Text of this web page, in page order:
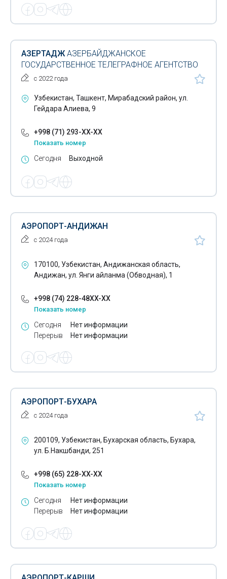
АЗЕРТАДЖАЗЕРБАЙДЖАНСКОЕ
ГОСУДАРСТВЕННОЕ ТЕЛЕГРАФНОЕ АГЕНТСТВО
с 2022 года
Узбекистан, Ташкент, Мирабадский район, ул.
Гейдара Алиева, 9
+998 (71) 293-XX-XX
Показать номер
Сегодня Выходной
АЭРОПОРТ-АНДИЖАН
с 2024 года
170100, Узбекистан, Андижанская область,
Андижан, ул. Янги айланма (Обводная), 1
+998 (74) 228-48XX-XX
Показать номер
Сегодня
Перерыв
Нет информации
Нет информации
АЭРОПОРТ-БУХАРА
с 2024 года
200109, Узбекистан, Бухарская область, Бухара,
ул. Б.Накшбанди, 251
+998 (65) 228-XX-XX
Показать номер
Сегодня
Перерыв
Нет информации
Нет информации